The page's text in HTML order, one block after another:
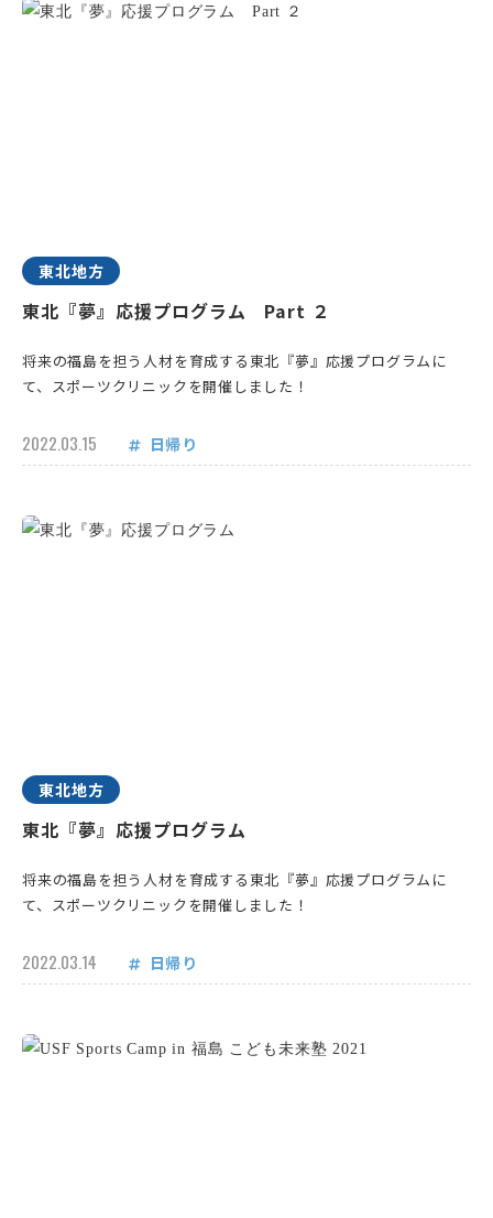
東北地方
東北『夢』応援プログラム Part ２
将来の福島を担う人材を育成する東北『夢』応援プログラムに
て、スポーツクリニックを開催しました！
2022.03.15 日帰り
東北地方
東北『夢』応援プログラム
将来の福島を担う人材を育成する東北『夢』応援プログラムに
て、スポーツクリニックを開催しました！
2022.03.14 日帰り